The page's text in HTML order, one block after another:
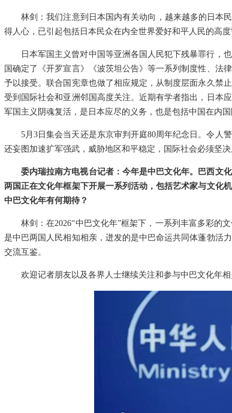
林剑：我们注意到日本国内有关动向，越来越多的日本
得人心，已引起包括日本民众在内全世界爱好和平人民的高度
日本军国主义曾对中国等亚洲各国人民犯下残暴罪行，
国确定了《开罗宣言》《波茨坦公告》等一系列制度性、法
予以接受。联合国宪章也做了相应规定，从制度层面永久禁
受到国际社会和亚洲邻国高度关注。近期有学者指出，日本
军国主义阴魂复活，是日本应尽的义务，也是包括中国在内国
5月3日集会当天还是东京审判开庭80周年纪念日。令人
还妄图加速扩军强武，威胁地区和平稳定，国际社会必须坚
委内瑞拉南方电视台记者：今年是中巴文化年。巴西文
两国正在文化年框架下开展一系列活动，包括艺术家与文化
中巴文化年有何期待？
林剑：在2026“中巴文化年”框架下，一系列丰富多彩的
是中巴两国人民相知相亲，迸发的是中巴命运共同体蓬勃活
交流互鉴。
欢迎记者朋友以及各界人士继续关注和参与中巴文化年